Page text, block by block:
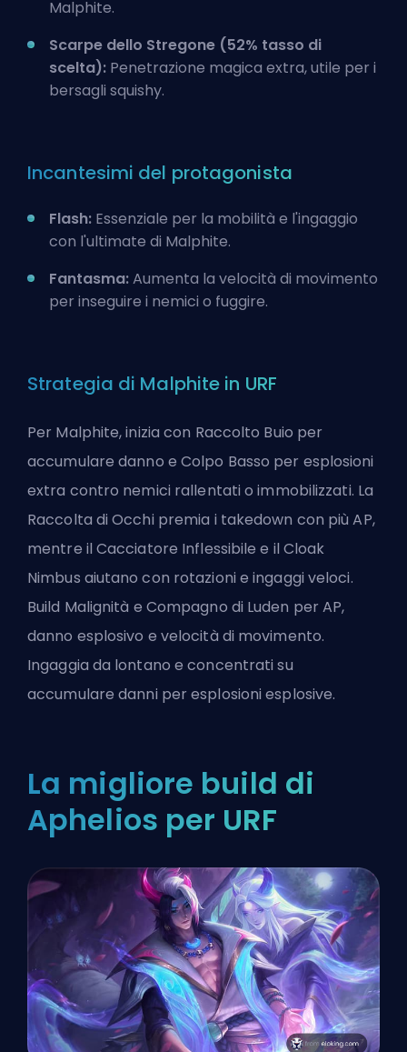
Malphite.
Scarpe dello Stregone (52% tasso di
scelta): Penetrazione magica extra, utile per i
bersagli squishy.
Incantesimi del protagonista
Flash: Essenziale per la mobilità e l'ingaggio
con l'ultimate di Malphite.
Fantasma:Aumenta la velocità di movimento
per inseguire i nemici o fuggire.
Strategia di Malphite in URF
Per Malphite, inizia con Raccolto Buio per
accumulare danno e Colpo Basso per esplosioni
extra contro nemici rallentati o immobilizzati. La
Raccolta di Occhi premia i takedown con più AP,
mentre il Cacciatore Inflessibile e il Cloak
Nimbus aiutano con rotazioni e ingaggi veloci.
Build Malignità e Compagno di Luden per AP,
danno esplosivo e velocità di movimento.
Ingaggia da lontano e concentrati su
accumulare danni per esplosioni esplosive.
La migliore build di
Aphelios per URF